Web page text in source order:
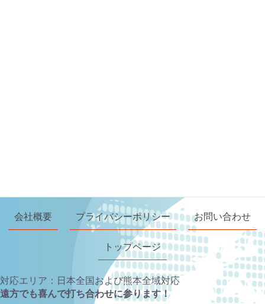
会社概要 プライバシーポリシー お問い合わせ
トップページ
対応エリア：日本全国および熊本全域対応
遠方でも喜んで打ち合わせに参ります！